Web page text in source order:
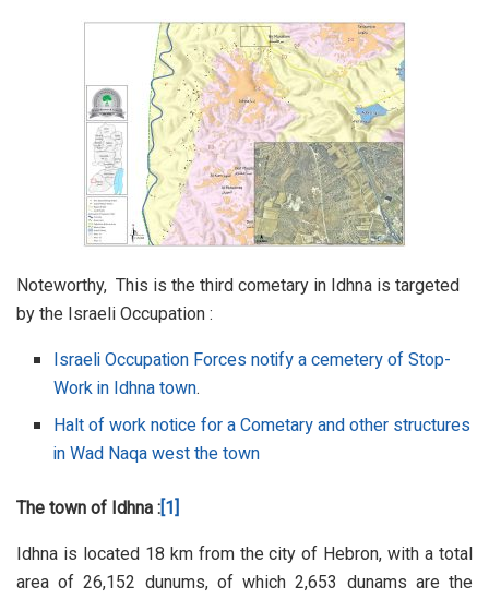
Noteworthy, This is the third cometary in Idhna is targeted
by the Israeli Occupation :
Israeli Occupation Forces notify a cemetery of Stop-
Work in Idhna town.
Halt of work notice for a Cometary and other structures
in Wad Naqa west the town
The town of Idhna : [1]
Idhna is located 18 km from the city of Hebron, with a total
area of 26,152 dunums, of which 2,653 dunams are the